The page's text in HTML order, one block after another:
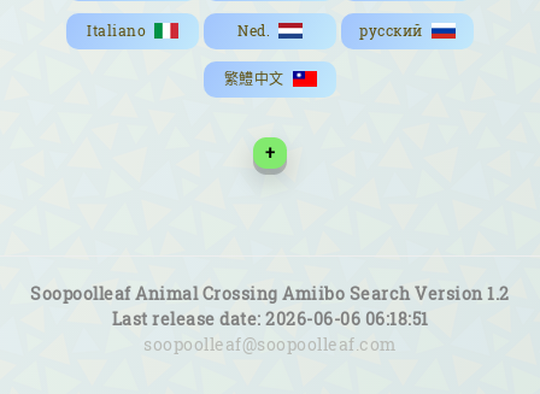
Italiano Ned. русский
繁鱧中文
+
Soopoolleaf Animal Crossing Amiibo Search Version 1.2
Last release date: 2026-06-06 06:18:51
soopoolleaf@soopoolleaf.com